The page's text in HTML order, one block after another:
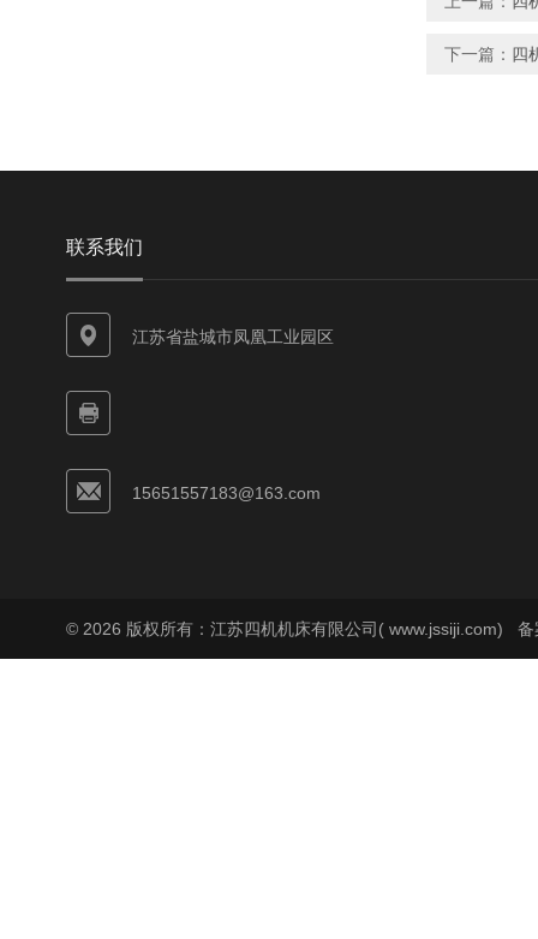
下一篇： 四
联系我们
江苏省盐城市凤凰工业园区
15651557183@163.com
© 2026 版权所有：江苏四机机床有限公司( www.jssiji.com) 备